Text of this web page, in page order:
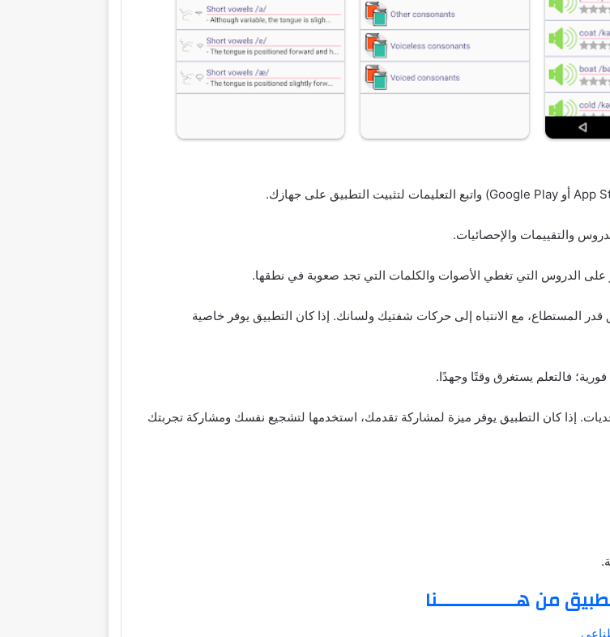
المستطاع، مع الانتباه إلى حركات شفتيك ولسانك. إذا كان التطبيق يوفر خاصية
إذا كان التطبيق يوفر ميزة لمشاركة تقدمك، استخدمها لتشجيع نفسك ومشاركة تجربتك
من هــــــــــــــنا